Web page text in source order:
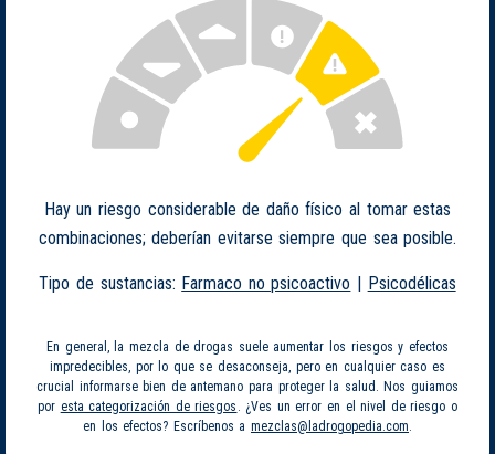
Hay un riesgo considerable de daño físico al tomar estas
combinaciones; deberían evitarse siempre que sea posible.
Tipo de sustancias: Farmaco no psicoactivo | Psicodélicas
En general, la mezcla de drogas suele aumentar los riesgos y efectos
impredecibles, por lo que se desaconseja, pero en cualquier caso es
crucial informarse bien de antemano para proteger la salud. Nos guiamos
por esta categorización de riesgos . ¿Ves un error en el nivel de riesgo o
en los efectos? Escríbenos a mezclas@ladrogopedia.com.